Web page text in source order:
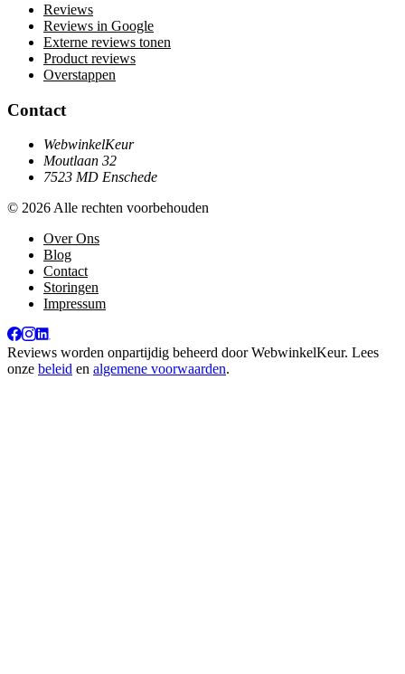
Reviews
Reviews in Google
Externe reviews tonen
Product reviews
Overstappen
Contact
WebwinkelKeur
Moutlaan 32
7523 MD Enschede
© 2026 Alle rechten voorbehouden
Over Ons
Blog
Contact
Storingen
Impressum
Reviews worden onpartijdig beheerd doorWebwinkelKeur. Lees
onze beleid en algemene voorwaarden.